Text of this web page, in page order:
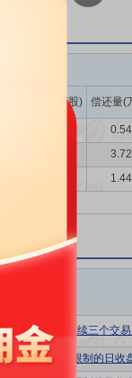
发、制造与销售。公
极材料制造到资源循
年全球磷酸铁锂产
极材料依托高能量密
池技术产业化进程加
元正极材料开辟广阔
在底部区间震荡，
总体保持相对稳定
航空航天等新兴应
有望迎来新的发展机
。从产业格局来看，
据，2025年全球钴
应主导的上涨周期
Mysteel数据，
卖出量(万股) 偿还量(
0.54
3.72
1.44
、*ST和S证券连续三个交
有价格涨跌幅限制的日